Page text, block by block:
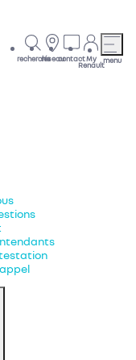
rechercheréseaucontactMy
Renault
menu